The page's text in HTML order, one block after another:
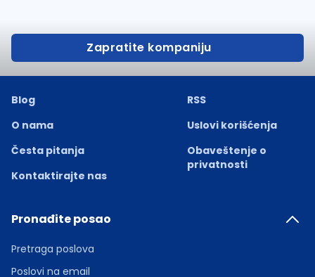
Zapratite kompaniju
Blog
O nama
Česta pitanja
Kontaktirajte nas
RSS
Uslovi korišćenja
Obaveštenje o
privatnosti
Pronađite posao
Pretraga poslova
Poslovi na email